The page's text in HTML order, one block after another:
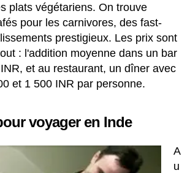
plats végétariens. On trouve
pour les carnivores, des fast-
prestigieux. Les prix sont
: l'addition moyenne dans un bar
et au restaurant, un dîner avec
et 1 500 INR par personne.
voyager en Inde
A
u